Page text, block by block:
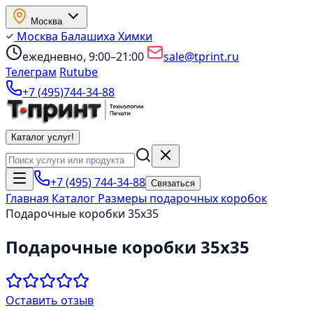
Москва
Москва Балашиха Химки
ежедневно, 9:00–21:00
sale@tprint.ru
Телеграм Rutube
+7 (495)744-34-88
Каталог услуг!
+7 (495) 744-34-88 Связаться
Главная Каталог Размеры подарочных коробок
Подарочные коробки 35х35
Подарочные коробки 35х35
Оставить отзыв